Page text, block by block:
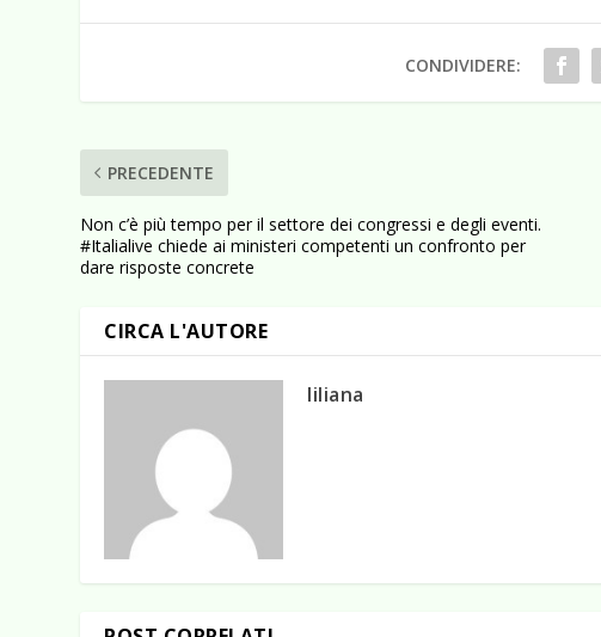
CONDIVIDERE:
PRECEDENTE
Non c’è più tempo per il settore dei congressi e degli eventi.
#Italialive chiede ai ministeri competenti un confronto per
dare risposte concrete
CIRCA L'AUTORE
liliana